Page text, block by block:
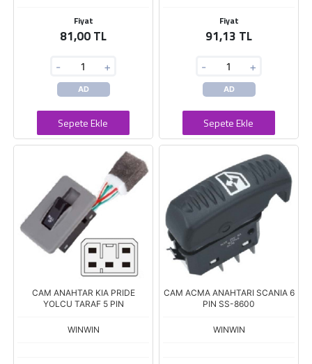
Fiyat
81,00 TL
- +
AD
Sepete Ekle
Fiyat
91,13 TL
- +
AD
Sepete Ekle
CAM ANAHTAR KIA PRIDE
YOLCU TARAF 5 PIN
WINWIN
CAM ACMA ANAHTARI SCANIA 6
PIN SS-8600
WINWIN